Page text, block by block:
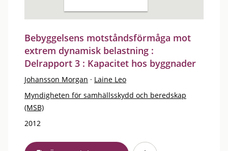
Bebyggelsens motståndsförmåga mot
extrem dynamisk belastning :
Delrapport 3 : Kapacitet hos byggnader
Johansson Morgan · Laine Leo
Myndigheten för samhällsskydd och beredskap
(MSB)
2012